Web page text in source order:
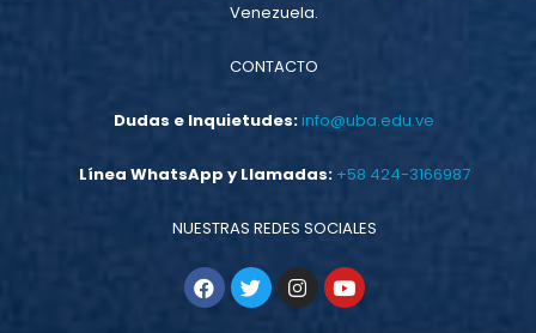
Venezuela.
CONTACTO
Dudas e Inquietudes:info@uba.edu.ve
Línea WhatsApp y Llamadas:+58 424-3166987
NUESTRAS REDES SOCIALES